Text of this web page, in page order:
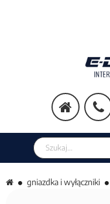
Szukaj w sklepie
gniazdka i wyłączniki